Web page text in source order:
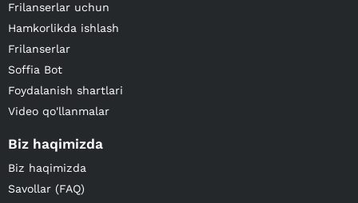
Frilanserlar uchun
Hamkorlikda ishlash
Frilanserlar
Soffia Bot
Foydalanish shartlari
Video qo'llanmalar
Biz haqimizda
Biz haqimizda
Savollar (FAQ)